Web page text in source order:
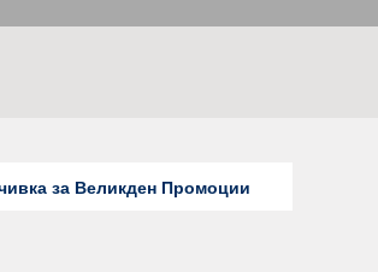
за Великден Промоции